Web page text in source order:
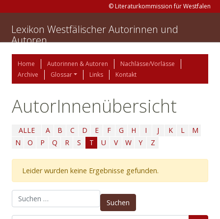
© Literaturkommission für Westfalen
Lexikon Westfälischer Autorinnen und
Autoren
Home Autorinnen & Autoren
Nachlässe/Vorlässe
Archive
Glossar Links Kontakt
AutorInnenübersicht
ALLE A B C D E F G H I J K L
M
N
O P Q R S T U V W Y Z
Leider wurden keine Ergebnisse gefunden.
Suchen nach: